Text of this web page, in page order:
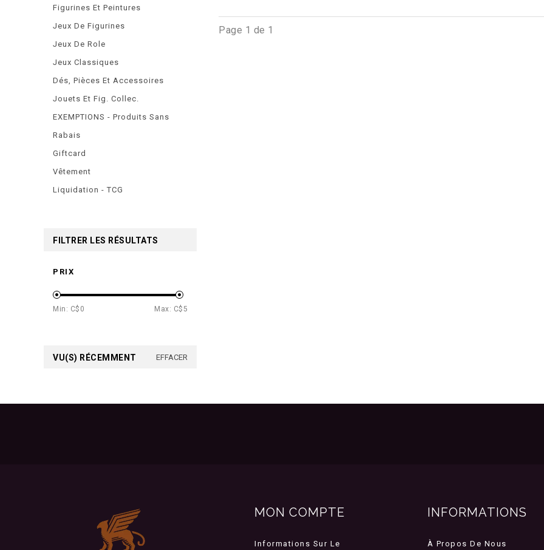
Page 1 de 1
Figurines Et Peintures
Jeux De Figurines
Jeux De Role
Jeux Classiques
Dés, Pièces Et Accessoires
Jouets Et Fig. Collec.
EXEMPTIONS - Produits Sans
Rabais
Giftcard
Vêtement
Liquidation - TCG
FILTRER LES RÉSULTATS
PRIX
Min: C$ 0 Max: C$ 5
VU(S) RÉCEMMENT EFFACER
MON COMPTE
Informations Sur Le
INFORMATIONS
À Propos De Nous